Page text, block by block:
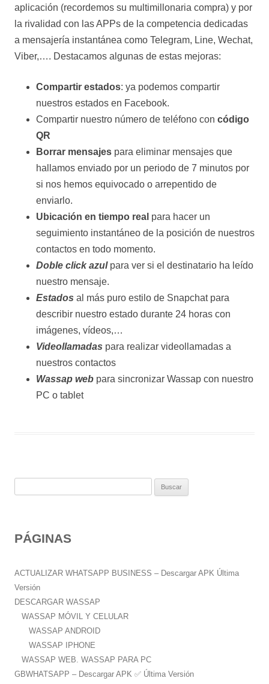
aplicación (recordemos su multimillonaria compra) y por
la rivalidad con las APPs de la competencia dedicadas
a mensajería instantánea como Telegram, Line, Wechat,
Viber,…. Destacamos algunas de estas mejoras:
Compartir estados: ya podemos compartir
nuestros estados en Facebook.
Compartir nuestro número de teléfono con código
QR
Borrar mensajes para eliminar mensajes que
hallamos enviado por un periodo de 7 minutos por
si nos hemos equivocado o arrepentido de
enviarlo.
Ubicación en tiempo real para hacer un
seguimiento instantáneo de la posición de nuestros
contactos en todo momento.
Doble click azulpara ver si el destinatario ha leído
nuestro mensaje.
Estados al más puro estilo de Snapchat para
describir nuestro estado durante 24 horas con
imágenes, vídeos,…
Videollamadas para realizar videollamadas a
nuestros contactos
Wassap web para sincronizar Wassap con nuestro
PC o tablet
a
:
PÁGINAS
ACTUALIZAR WHATSAPP BUSINESS – Descargar APK Última
Versión
DESCARGAR WASSAP
WASSAP MÓVIL Y CELULAR
WASSAP ANDROID
WASSAP IPHONE
WASSAP WEB. WASSAP PARA PC
GBWHATSAPP – Descargar APK ✅️ Última Versión